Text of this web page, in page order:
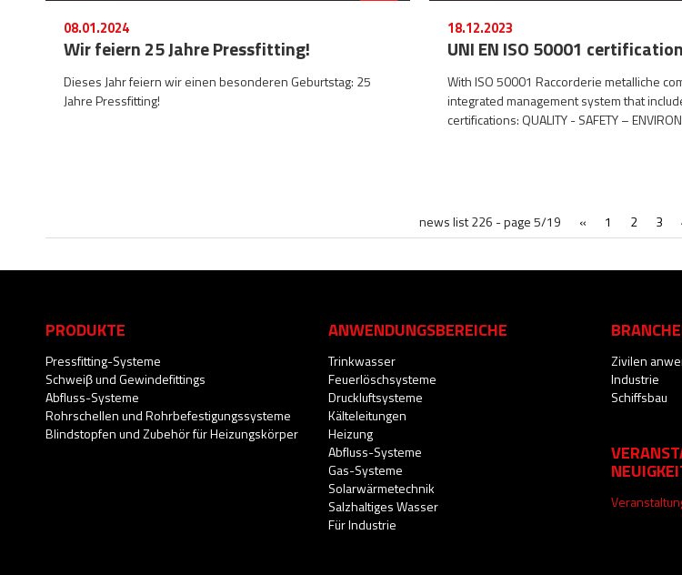
08.01.2024
Wir feiern 25 Jahre Pressfitting!
Dieses Jahr feiern wir einen besonderen Geburtstag: 25
Jahre Pressfitting!
18.12.2023
UNI EN ISO 50001 certification
With ISO 50001 Raccorderie metalliche
integrated management system that
certifications: QUALITY - SAFETY –
news list 226 - page 5/19 « 1 2 3
PRODUKTE
Pressfitting-Systeme
Schweiβ und Gewindefittings
Abfluss-Systeme
Rohrschellen und Rohrbefestigungssysteme
Blindstopfen und Zubehör für Heizungskörper
ANWENDUNGSBEREICHE
Trinkwasser
Feuerlöschsysteme
Druckluftsysteme
Kälteleitungen
Heizung
Abfluss-Systeme
Gas-Systeme
Solarwärmetechnik
Salzhaltiges Wasser
Für Industrie
Zivilen
Industrie
Schiffsbau